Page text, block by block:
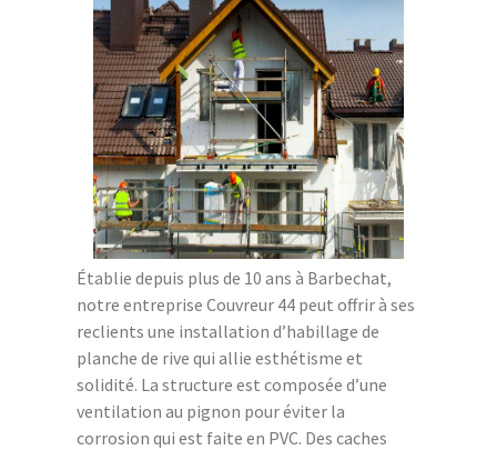
Établie depuis plus de 10 ans à Barbechat,
notre entreprise Couvreur 44 peut offrir à ses
reclients une installation d’habillage de
planche de rive qui allie esthétisme et
solidité. La structure est composée d’une
ventilation au pignon pour éviter la
corrosion qui est faite en PVC. Des caches